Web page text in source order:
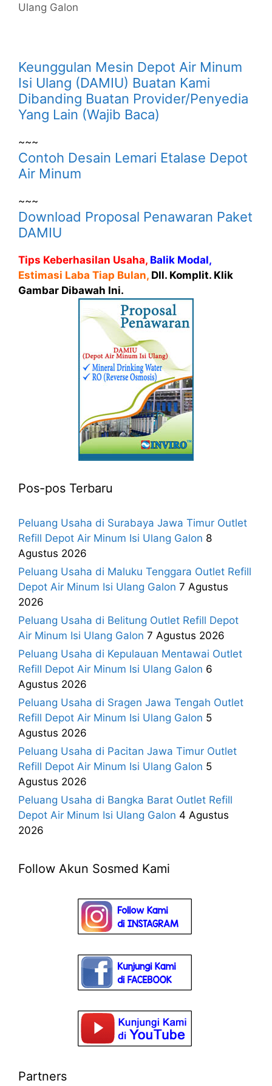
Ulang Galon
Keunggulan Mesin Depot Air Minum
Isi Ulang (DAMIU) Buatan Kami
Dibanding Buatan Provider/Penyedia
Yang Lain (Wajib Baca)
~~~
Contoh Desain Lemari Etalase Depot
Air Minum
~~~
Download Proposal Penawaran Paket
DAMIU
Tips Keberhasilan Usaha, Balik Modal,
Estimasi Laba Tiap Bulan, Dll. Komplit. Klik
Gambar Dibawah Ini.
Pos-pos Terbaru
Peluang Usaha di Surabaya Jawa Timur Outlet
Refill Depot Air Minum Isi Ulang Galon 8
Agustus 2026
Peluang Usaha di Maluku Tenggara Outlet Refill
Depot Air Minum Isi Ulang Galon 7 Agustus
2026
Peluang Usaha di Belitung Outlet Refill Depot
Air Minum Isi Ulang Galon 7 Agustus 2026
Peluang Usaha di Kepulauan Mentawai Outlet
Refill Depot Air Minum Isi Ulang Galon 6
Agustus 2026
Peluang Usaha di Sragen Jawa Tengah Outlet
Refill Depot Air Minum Isi Ulang Galon 5
Agustus 2026
Peluang Usaha di Pacitan Jawa Timur Outlet
Refill Depot Air Minum Isi Ulang Galon 5
Agustus 2026
Peluang Usaha di Bangka Barat Outlet Refill
Depot Air Minum Isi Ulang Galon 4 Agustus
2026
Follow Akun Sosmed Kami
Partners